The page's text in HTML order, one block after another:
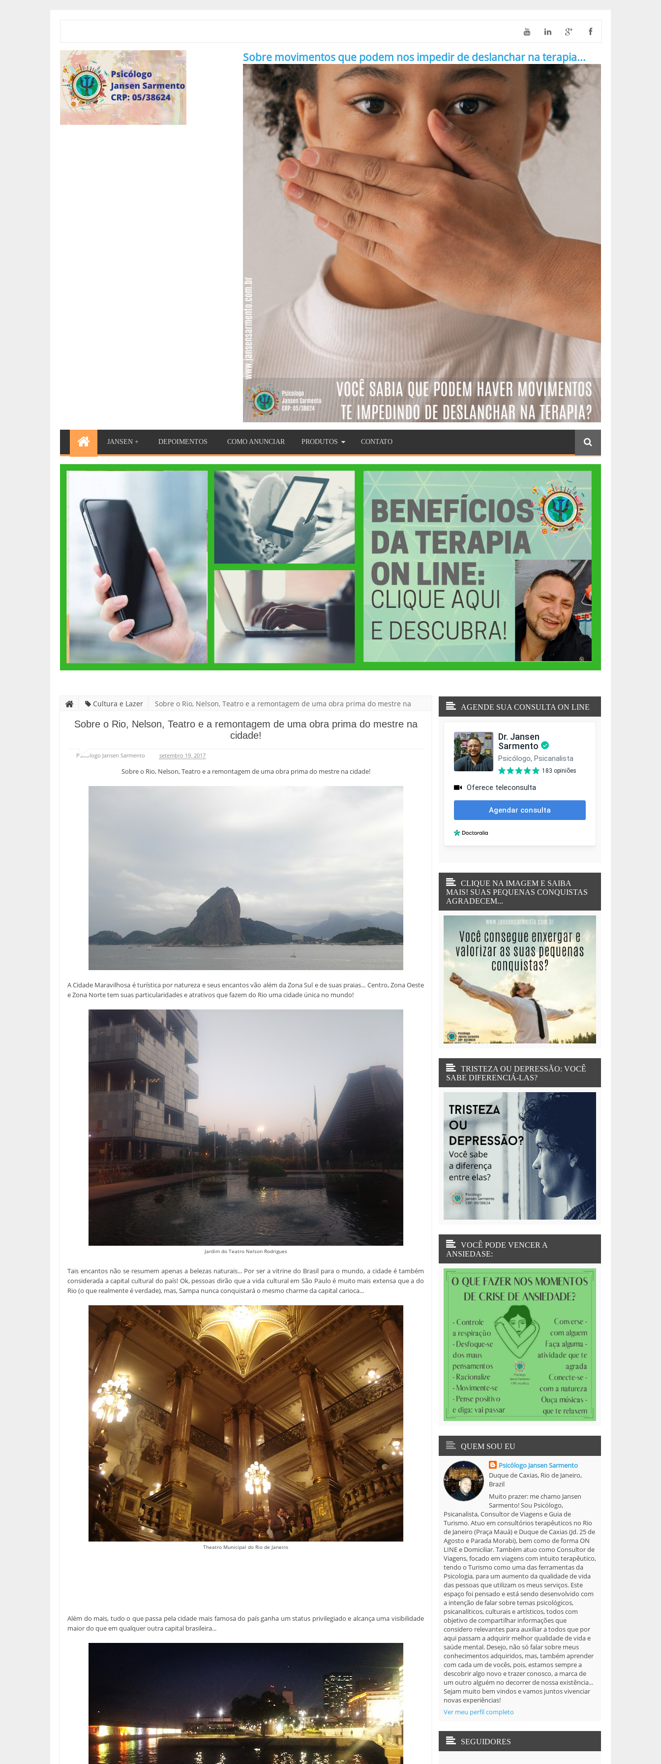
Sobre movimentos que podem nos impedir de deslanchar na terapia...
JANSEN + DEPOIMENTOS COMO ANUNCIAR PRODUTOS CONTATO
Cultura e Lazer
Sobre o Rio, Nelson, Teatro e a remontagem de uma obra prima do mestre na
Sobre o Rio, Nelson, Teatro e a remontagem de uma obra prima do mestre na
cidade!
Psicólogo Jansen Sarmento setembro 19, 2017
Sobre o Rio, Nelson, Teatro e a remontagem de uma obra prima do mestre na cidade!
A Cidade Maravilhosa é turística por natureza e seus encantos vão além da Zona Sul e de suas praias... Centro, Zona Oeste
e Zona Norte tem suas particularidades e atrativos que fazem do Rio uma cidade única no mundo!
Jardim do Teatro Nelson Rodrigues
Tais encantos não se resumem apenas a belezas naturais... Por ser a vitrine do Brasil para o mundo, a cidade é também
considerada a capital cultural do país! Ok, pessoas dirão que a vida cultural em São Paulo é muito mais extensa que a do
Rio (o que realmente é verdade), mas, Sampa nunca conquistará o mesmo charme da capital carioca...
Theatro Municipal do Rio de Janeiro
Além do mais, tudo o que passa pela cidade mais famosa do país ganha um status privilegiado e alcança uma visibilidade
maior do que em qualquer outra capital brasileira...
AGENDE SUA CONSULTA ON LINE
CLIQUE NA IMAGEM E SAIBA
MAIS! SUAS PEQUENAS CONQUISTAS
AGRADECEM...
TRISTEZA OU DEPRESSÃO: VOCÊ
SABE DIFERENCIÁ-LAS?
VOCÊ PODE VENCER A
ANSIEDASE:
QUEM SOU EU
Psicólogo Jansen Sarmento
Duque de Caxias, Rio de Janeiro,
Brazil
Muito prazer: me chamo Jansen
Sarmento! Sou Psicólogo,
Psicanalista, Consultor de Viagens e Guia de
Turismo. Atuo em consultórios terapêuticos no Rio
de Janeiro (Praça Mauá) e Duque de Caxias (Jd. 25 de
Agosto e Parada Morabi), bem como de forma ON
LINE e Domiciliar. Também atuo como Consultor de
Viagens, focado em viagens com intuito terapêutico,
tendo o Turismo como uma das ferramentas da
Psicologia, para um aumento da qualidade de vida
das pessoas que utilizam os meus serviços. Este
espaço foi pensado e está sendo desenvolvido com
a intenção de falar sobre temas psicológicos,
psicanalíticos, culturais e artísticos, todos com
objetivo de compartilhar informações que
considero relevantes para auxiliar a todos que por
aqui passam a adquirir melhor qualidade de vida e
saúde mental. Desejo, não só falar sobre meus
conhecimentos adquiridos, mas, também aprender
com cada um de vocês, pois, estamos sempre a
descobrir algo novo e trazer conosco, a marca de
um outro alguém no decorrer de nossa existência...
Sejam muito bem vindos e vamos juntos vivenciar
novas experiências!
Ver meu perfil completo
SEGUIDORES